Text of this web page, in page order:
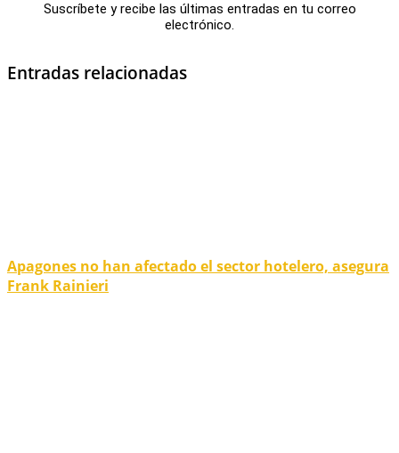
Suscríbete y recibe las últimas entradas en tu correo
electrónico.
Entradas relacionadas
Apagones no han afectado el sector hotelero, asegura
Frank Rainieri